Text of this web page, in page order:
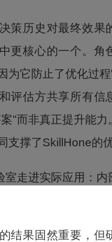
策历史对最终效果
更核心的一个。角
为它防止了优化过
评估方共享所有信
"而非真正提升能力
支撑了SkillHone的优
室走进实际应用：内
结果固然重要，但